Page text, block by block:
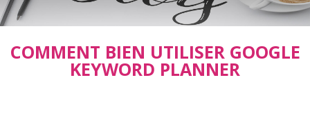
COMMENT BIEN UTILISER GOOGLE
KEYWORD PLANNER